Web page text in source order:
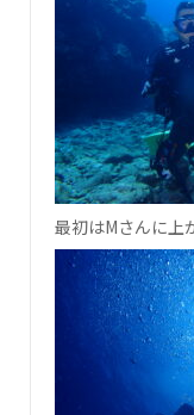
最初はMさんに上